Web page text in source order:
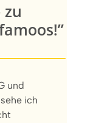
und
ich